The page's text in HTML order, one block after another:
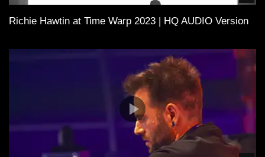
Richie Hawtin at Time Warp 2023 | HQ AUDIO Version